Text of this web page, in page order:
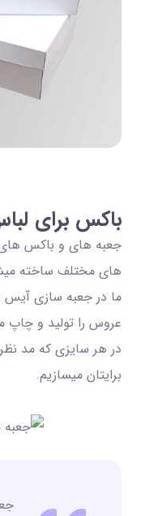
باکس برای
جعبه های و باکس های
های مختلف ساخته
ما در جعبه سازی آیس
عروس را تولید و چاپ
در هر سایزی که مد
برایتان میسازیم.